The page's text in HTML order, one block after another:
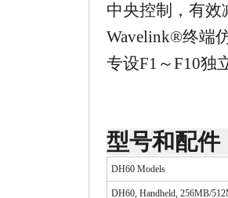
中央控制，有效
Wavelink®终端
专设F1～F10独
型号和配件
DH60 Models
DH60, Handheld, 256MB/